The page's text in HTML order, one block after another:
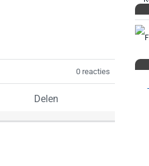
0 reacties
Delen